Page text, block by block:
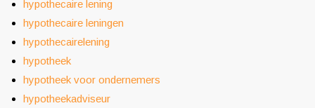
hypothecaire lening
hypothecaire leningen
hypothecairelening
hypotheek
hypotheek voor ondernemers
hypotheekadviseur